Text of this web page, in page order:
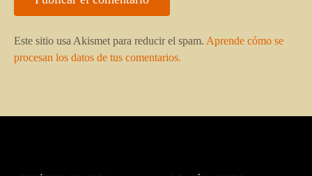
Este sitio usa Akismet para reducir el spam. Aprende cómo se
procesan los datos de tus comentarios.